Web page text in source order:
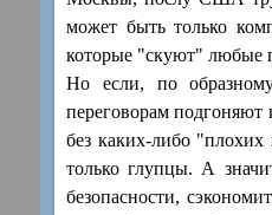
может быть только
которые "скуют" любые
Но если, по
переговорам подгоняют
без каких-либо "плохих
только глупцы. А
безопасности,